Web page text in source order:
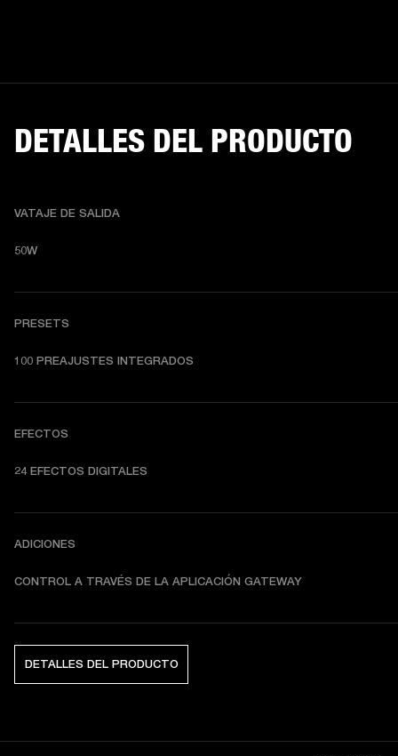
DETALLES DEL PRODUCTO
VATAJE DE SALIDA
50W
PRESETS
100 PREAJUSTES INTEGRADOS
EFECTOS
24 EFECTOS DIGITALES
ADICIONES
CONTROL A TRAVÉS DE LA APLICACIÓN GATEWAY
DETALLES DEL PRODUCTO